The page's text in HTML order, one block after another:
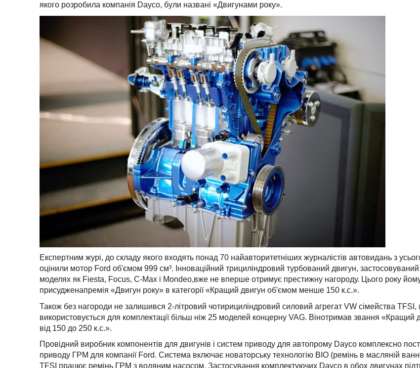
якого розробила компанія Dayco, були названі «Двигунами року».
Експертним журі, до складу якого входять понад 70 найавторитетніших журналістів автовидань з
оцінили мотор Ford об'ємом 999 см³. Інноваційний трициліндровий турбований двигун, застосовуваний
моделях як Fiesta, Focus, C-Max і Mondeo,вже не вперше отримує престижну нагороду. Цього року
присудженапремія «Двигун року» в категорії «Кращий двигун об'ємом менше 150 к.с.».
Також без нагороди не залишився 2-літровий чотирициліндровий силовий агрегат VW сімейства
використовується для комплектації більш ніж 25 моделей концерну VAG. Вінотримав звання «Кращий
від 150 до 250 к.с.».
Провідний виробник компонентів для двигунів і систем приводу для автопрому Dayco комплексно
приводу ГРМ для компанії Ford. Система включає новаторську технологію BIO (ремінь в масляній
TFSI працює ремінь ГРМ з водяним насосом. Застосування комплектуючих Dayco в обох двигунах